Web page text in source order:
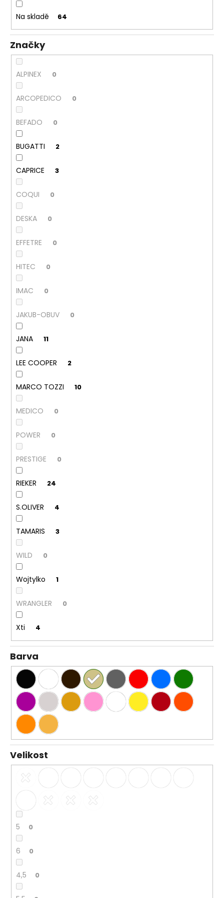
k
ů
Na skladě 64
Značky
ALPINEX 0
ARCOPEDICO 0
BEFADO 0
BUGATTI 2
CAPRICE 3
COQUI 0
DESKA 0
EFFETRE 0
HITEC 0
IMAC 0
JAKUB-OBUV 0
JANA 11
LEE COOPER 2
MARCO TOZZI 10
MEDICO 0
POWER 0
PRESTIGE 0
RIEKER 24
S.OLIVER 4
TAMARIS 3
WILD 0
Wojtylko 1
WRANGLER 0
Xti 4
Barva
Velikost
5 0
6 0
4,5 0
a
j
í
t
?
D
o
p
u
u
m
PÁNSKÉ
SANDÁLY
KEEN
NEWPORT
BISON
KOŽENÉ
099
Kč
Původně:
799
Kč